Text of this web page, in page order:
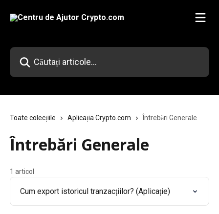
Căutați articole...
Toate colecțiile Aplicația Crypto.com Întrebări Generale
Întrebări Generale
1 articol
Cum export istoricul tranzacțiilor? (Aplicație)